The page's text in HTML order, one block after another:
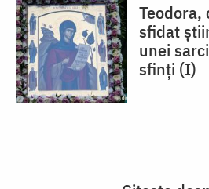
Teodora,
sfidat
unei
sfinți (I)